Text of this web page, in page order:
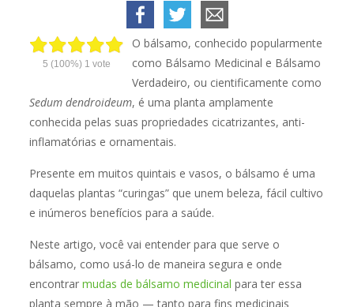
5 (100%) 1 vote
O bálsamo, conhecido popularmente
como Bálsamo Medicinal e Bálsamo
Verdadeiro, ou cientificamente como
Sedum dendroideum, é uma planta amplamente
conhecida pelas suas propriedades cicatrizantes, anti-
inflamatórias e ornamentais.
Presente em muitos quintais e vasos, o bálsamo é uma
daquelas plantas “curingas” que unem beleza, fácil cultivo
e inúmeros benefícios para a saúde.
Neste artigo, você vai entender para que serve o
bálsamo, como usá-lo de maneira segura e onde
encontrar mudas de bálsamo medicinal para ter essa
planta sempre à mão — tanto para fins medicinais